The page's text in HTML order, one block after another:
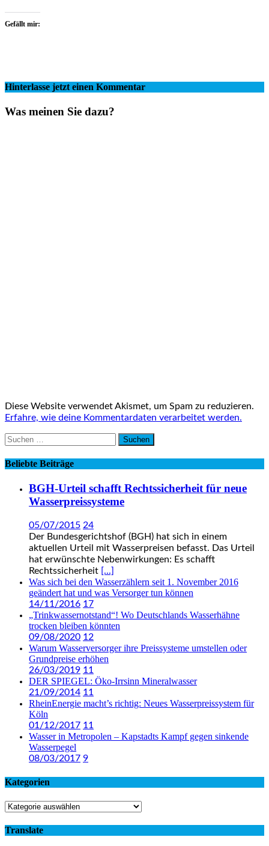
Gefällt mir:
Hinterlasse jetzt einen Kommentar
Was meinen Sie dazu?
Diese Website verwendet Akismet, um Spam zu reduzieren.
Erfahre, wie deine Kommentardaten verarbeitet werden.
Suchen
Beliebte Beiträge
BGH-Urteil schafft Rechtssicherheit für neue
Wasserpreissysteme
05/07/2015 24
Der Bundesgerichtshof (BGH) hat sich in einem
aktuellen Urteil mit Wasserpreisen befasst. Das Urteil
hat erwünschte Nebenwirkungen: Es schafft
Rechtssicherheit [...]
Was sich bei den Wasserzählern seit 1. November 2016
geändert hat und was Versorger tun können
14/11/2016 17
„Trinkwassernotstand“! Wo Deutschlands Wasserhähne
trocken bleiben könnten
09/08/2020 12
Warum Wasserversorger ihre Preissysteme umstellen oder
Grundpreise erhöhen
26/03/2019 11
DER SPIEGEL: Öko-Irrsinn Mineralwasser
21/09/2014 11
RheinEnergie macht’s richtig: Neues Wasserpreissystem für
Köln
01/12/2017 11
Wasser in Metropolen – Kapstadts Kampf gegen sinkende
Wasserpegel
08/03/2017 9
Kategorien
Kategorien
Translate